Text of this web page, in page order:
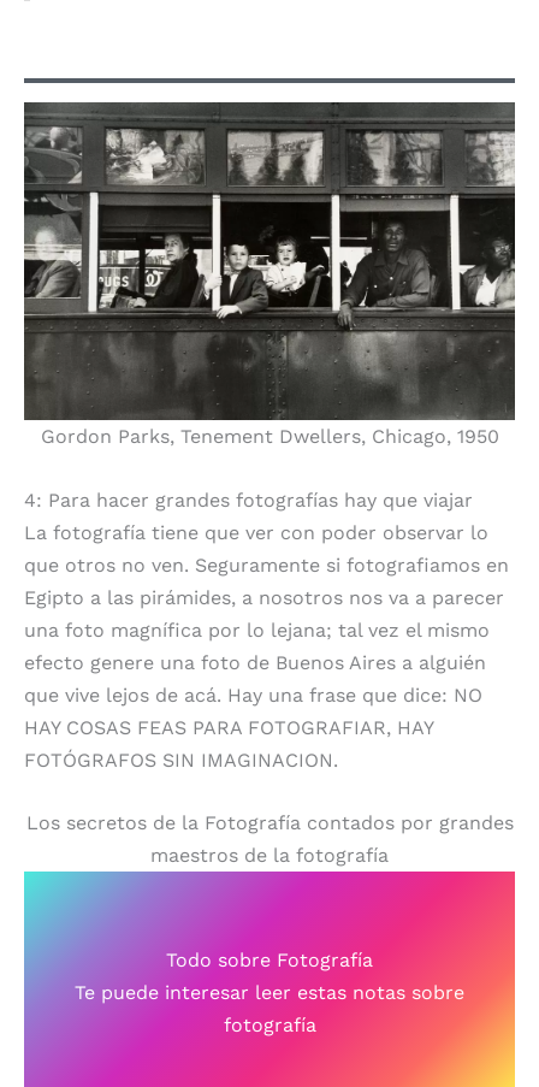
Gordon Parks, Tenement Dwellers, Chicago, 1950
4: Para hacer grandes fotografías hay que viajar
La fotografía tiene que ver con poder observar lo
que otros no ven. Seguramente si fotografiamos en
Egipto a las pirámides, a nosotros nos va a parecer
una foto magnífica por lo lejana; tal vez el mismo
efecto genere una foto de Buenos Aires a alguién
que vive lejos de acá. Hay una frase que dice: NO
HAY COSAS FEAS PARA FOTOGRAFIAR, HAY
FOTÓGRAFOS SIN IMAGINACION.
Los secretos de la Fotografía contados por grandes
maestros de la fotografía
Todo sobre Fotografía
Te puede interesar leer estas notas sobre
fotografía